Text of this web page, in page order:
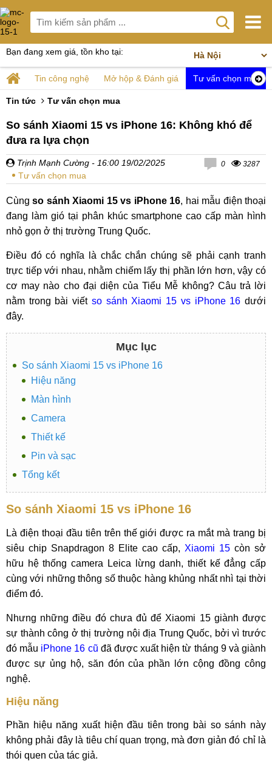
Bạn đang xem giá, tồn kho tại:
Tin công nghệ Mở hộp & Đánh giá Tư vấn chọn mua
Tin tức Tư vấn chọn mua
So sánh Xiaomi 15 vs iPhone 16: Không khó để
đưa ra lựa chọn
Trịnh Mạnh Cường - 16:00 19/02/2025
Tư vấn chọn mua
0 3287
Cùngso sánh Xiaomi 15 vs iPhone 16, hai mẫu điện thoại
đang làm gió tại phân khúc smartphone cao cấp màn hình
nhỏ gọn ở thị trường Trung Quốc.
Điều đó có nghĩa là chắc chắn chúng sẽ phải cạnh tranh
trực tiếp với nhau, nhằm chiếm lấy thị phần lớn hơn, vậy có
cơ may nào cho đại diện của Tiểu Mễ không? Câu trả lời
nằm trong bài viết so sánh Xiaomi 15 vs iPhone 16 dưới
đây.
Mục lục
So sánh Xiaomi 15 vs iPhone 16
Hiệu năng
Màn hình
Camera
Thiết kế
Pin và sạc
Tổng kết
So sánh Xiaomi 15 vs iPhone 16
Là điện thoại đầu tiên trên thế giới được ra mắt mà trang bị
siêu chip Snapdragon 8 Elite cao cấp, Xiaomi 15 còn sở
hữu hệ thống camera Leica lừng danh, thiết kế đẳng cấp
cùng với những thông số thuộc hàng khủng nhất nhì tại thời
điểm đó.
Nhưng những điều đó chưa đủ để Xiaomi 15 giành được
sự thành công ở thị trường nội địa Trung Quốc, bởi vì trước
đó mẫu iPhone 16 cũ đã được xuất hiện từ tháng 9 và giành
được sự ủng hộ, săn đón của phần lớn cộng đồng công
nghệ.
Hiệu năng
Phần hiệu năng xuất hiện đầu tiên trong bài so sánh này
không phải đây là tiêu chí quan trọng, mà đơn giản đó chỉ là
thói quen của tác giả.